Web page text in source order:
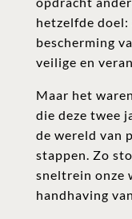
hetzelfde doel:
bescherming
veilige en
Maar het
die deze twee
de wereld van
stappen. Zo
sneltrein onze
handhaving